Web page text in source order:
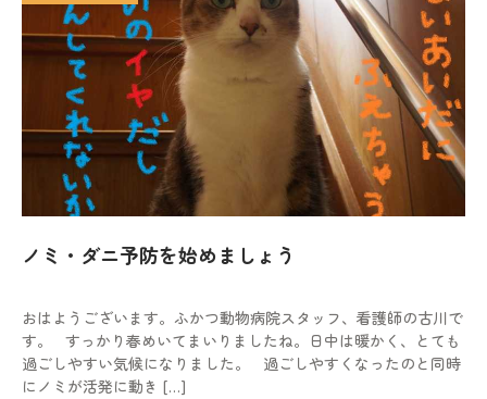
ノミ・ダニ予防を始めましょう
おはようございます。ふかつ動物病院スタッフ、看護師の古川で
す。 すっかり春めいてまいりましたね。日中は暖かく、とても
過ごしやすい気候になりました。 過ごしやすくなったのと同時
にノミが活発に動き […]